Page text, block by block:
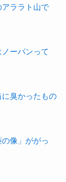
ララト山で
ノーパンって
に臭かったもの
像」ががっ